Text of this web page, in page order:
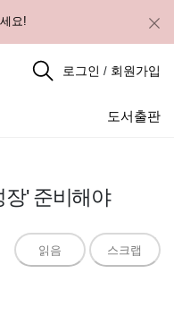
요!
로그인 / 회원가입
도서출판
장' 준비해야
읽음 스크랩